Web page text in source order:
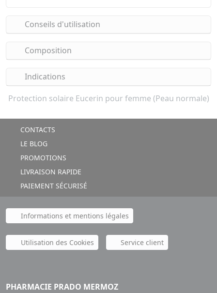
Conseils d'utilisation
Composition
Indications
Protection solaire Eucerin pour femme (Peau normale)
CONTACTS
LE BLOG
PROMOTIONS
LIVRAISON RAPIDE
PAIEMENT SÉCURISÉ
Informations et mentions légales
Utilisation des Cookies Service client
PHARMACIE PRADO MERMOZ